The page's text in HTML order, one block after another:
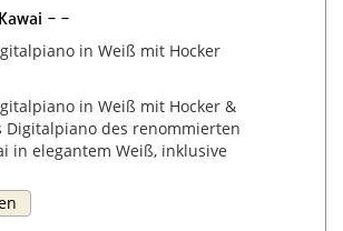
- -
in Weiß mit Hocker
in Weiß mit Hocker &
Digitalpiano des renommierten
in elegantem Weiß, inklusive